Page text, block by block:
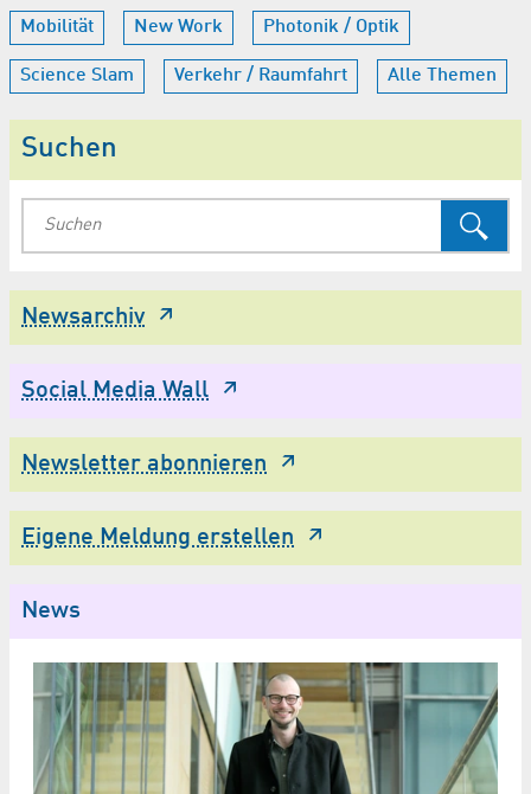
Mobilität New Work Photonik / Optik
Science Slam Verkehr / Raumfahrt Alle Themen
Suchen
Newsarchiv
Social Media Wall
Newsletter abonnieren
Eigene Meldung erstellen
News